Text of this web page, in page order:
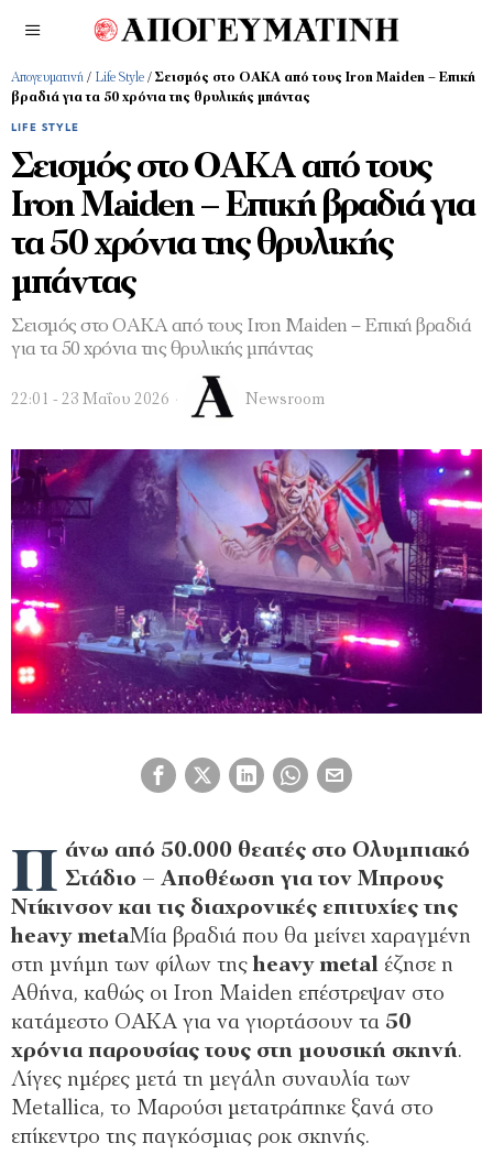
Απογευματινή / Life Style / Σεισμός στο ΟΑΚΑ από τους Iron Maiden – Επική
βραδιά για τα 50 χρόνια της θρυλικής μπάντας
LIFE STYLE
Σεισμός στο ΟΑΚΑ από τους
Iron Maiden – Επική βραδιά για
τα 50 χρόνια της θρυλικής
μπάντας
Σεισμός στο ΟΑΚΑ από τους Iron Maiden – Επική βραδιά
για τα 50 χρόνια της θρυλικής μπάντας
22:01 - 23 Μαΐου 2026 Newsroom
Π άνω από 50.000 θεατές στο Ολυμπιακό
Στάδιο – Αποθέωση για τον Μπρους
Ντίκινσον και τις διαχρονικές επιτυχίες της
heavy metaΜία βραδιά που θα μείνει χαραγμένη
στη μνήμη των φίλων της heavy metal έζησε η
Αθήνα, καθώς οι Iron Maiden επέστρεψαν στο
κατάμεστο ΟΑΚΑ για να γιορτάσουν τα 50
χρόνια παρουσίας τους στη μουσική σκηνή.
Λίγες ημέρες μετά τη μεγάλη συναυλία των
Metallica, το Μαρούσι μετατράπηκε ξανά στο
επίκεντρο της παγκόσμιας ροκ σκηνής.